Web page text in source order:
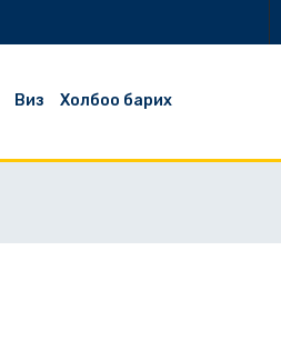
Виз Холбоо барих